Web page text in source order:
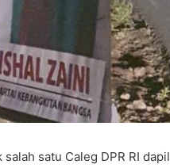
satu Caleg DPR RI dapil